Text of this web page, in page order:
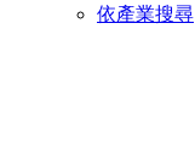
依產業搜尋